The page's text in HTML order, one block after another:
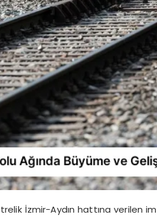
İzmir-Aydın hattına verilen